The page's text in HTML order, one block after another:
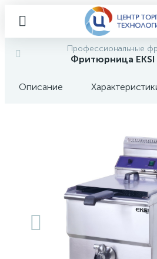
Профессиональные
Фритюрница EKSI
Описание